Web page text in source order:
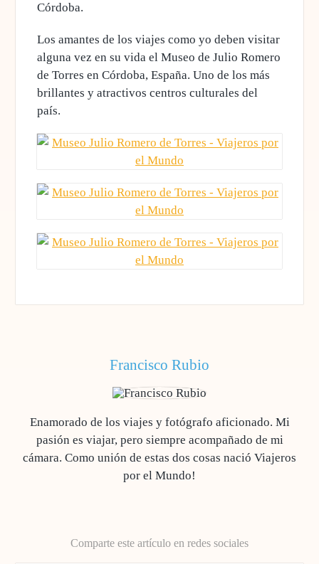
Córdoba.
Los amantes de los viajes como yo deben visitar
alguna vez en su vida el Museo de Julio Romero
de Torres en Córdoba, España. Uno de los más
brillantes y atractivos centros culturales del
país.
Francisco Rubio
Enamorado de los viajes y fotógrafo aficionado. Mi
pasión es viajar, pero siempre acompañado de mi
cámara. Como unión de estas dos cosas nació Viajeros
por el Mundo!
Comparte este artículo en redes sociales